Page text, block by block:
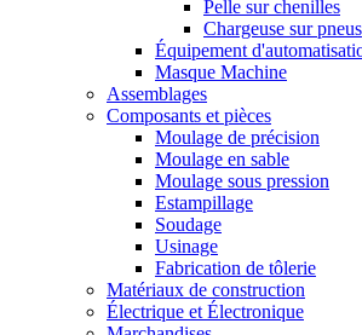
Pelle sur chenilles
Chargeuse sur pneus
Équipement
Masque Machine
Assemblages
Composants et pièces
Moulage de précision
Moulage en sable
Moulage sous pression
Estampillage
Soudage
Usinage
Fabrication de tôlerie
Matériaux de construction
Électrique et Électronique